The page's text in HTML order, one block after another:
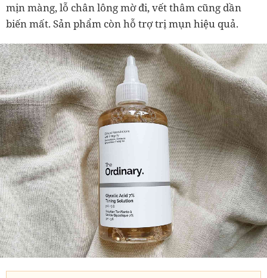
mịn màng, lỗ chân lông mờ đi, vết thâm cũng dần
biến mất. Sản phẩm còn hỗ trợ trị mụn hiệu quả.